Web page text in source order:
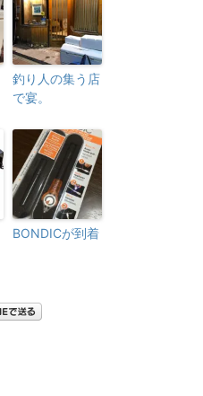
釣り人の集う店
で宴。
BONDICが到着